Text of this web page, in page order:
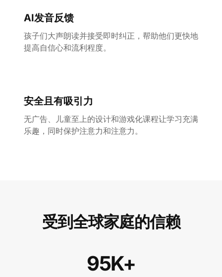
AI发音反馈
孩子们大声朗读并接受即时纠正，帮助他们更快地
提高自信心和流利程度。
安全且有吸引力
无广告、儿童至上的设计和游戏化课程让学习充满
乐趣，同时保护注意力和注意力。
受到全球家庭的信赖
95K+